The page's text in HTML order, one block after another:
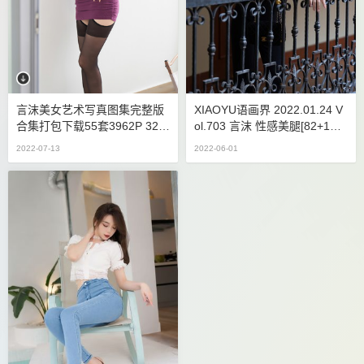
言沫美女艺术写真图集完整版
合集打包下载55套3962P 32.6
2022-07-13
XIAOYU语画界 2022.01.24 V
Ol.703 言沫 性感美腿[82+1P 7
2022-06-01